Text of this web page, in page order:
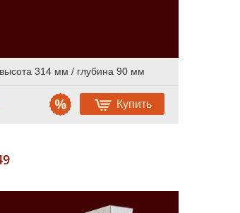
314 мм / глубина 90 мм
Купить